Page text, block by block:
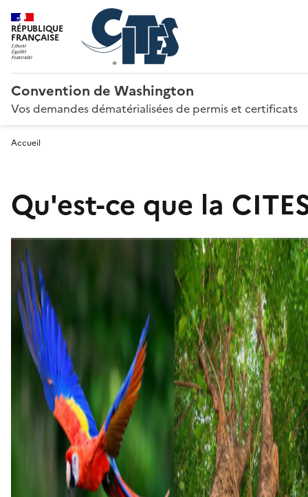
RÉPUBLIQUE
FRANÇAISE
Convention de Washington
Vos demandes dématérialisées de permis et certificats
Accueil
Qu'est-ce que la